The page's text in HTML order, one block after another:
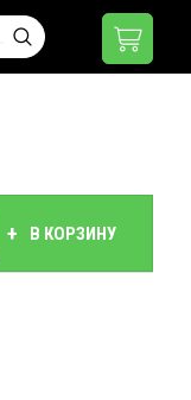
+ В КОРЗИНУ